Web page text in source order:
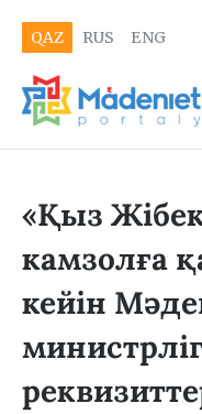
QAZ RUS ENG
«Қыз
камзолға
кейін